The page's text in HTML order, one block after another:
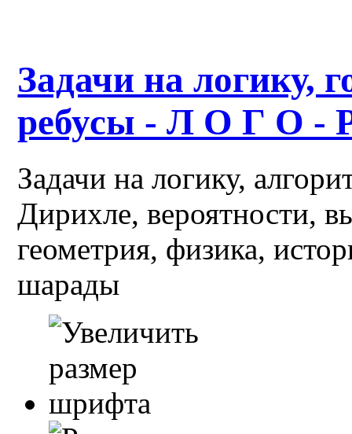
Задачи на логику,
ребусы - Л О Г О -
Задачи на логику,
Дирихле, вероятности,
геометрия, физика,
шарады